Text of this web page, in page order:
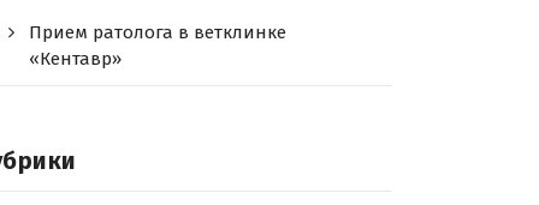
Прием ратолога в ветклинке
«Кентавр»